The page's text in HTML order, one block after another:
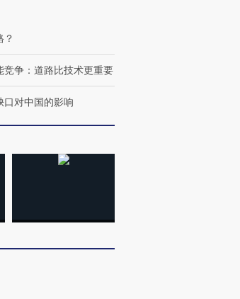
被称为“蟑螂”的印
拱下台
飞地休达
呈现】寻找100种
CFO：不靠规模取胜，华
？
竞争：道路比技术更重要
口对中国的影响